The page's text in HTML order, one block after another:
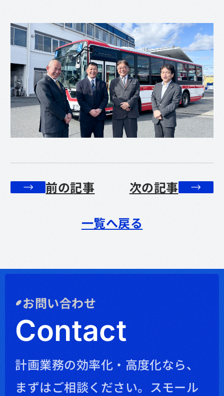
前の記事 次の記事
一覧へ戻る
お問い合わせ
Contact
計画業務の効率化・高度化なら、
まずはご相談ください。 スモール